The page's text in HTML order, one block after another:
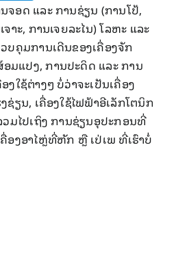
ຈອດ ແລະ ການຊ່ຽນ (ການໂປ້,
ະ, ການເຈຍລະໄນ) ໂລຫະ ແລະ
ບຄຸມການເດີນຂອງເຄື່ອງຈັກ
ມແປງ, ການປະດິດ ແລະ ການ
ໃຊ້ຕ່າງໆ ບໍ່ວ່າຈະເປັນເຄື່ອງ
ຽນ, ເຄື່ອງໃຊ້ໄຟຟ້າອີເລັກໂຕນິກ
ມໄປເຖິງ ການຊ່ຽນອຸປະກອນທີ່
ອງອາໄຫຼ່ທີ່ຫັກ ຫຼື ເປ່ເພ ທີ່ເຮົາບໍ່